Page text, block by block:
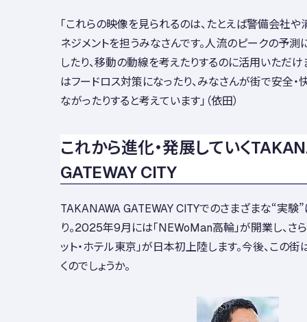
「これらの映像を見られるのは、たとえば警備会社や
ネジメントを担うみなさんです。人流のピークの予
したり、移動の動線を考えたりするのに活用いただけ
はフードロス対策になったり、みなさんが街で安全・
ながったりすると考えています」（依田）
これから進化・発展していく
GATEWAY CITY
TAKANAWA GATEWAY CITYでのさまざまな“実験
り。2025年9月には「NEWoMan高輪」が開業し、さ
ット・ホテル東京」が日本初上陸します。今後、この
くのでしょうか。